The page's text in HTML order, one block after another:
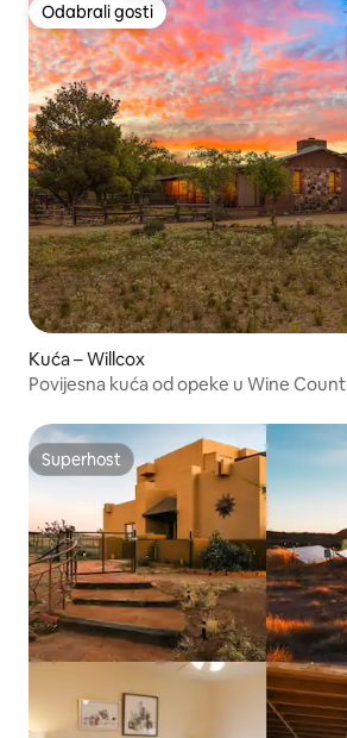
Odabrali gosti
Odabrali gosti
Kuća – Willcox
Povijesna kuća od opeke u Wine
Superhost
Superhost